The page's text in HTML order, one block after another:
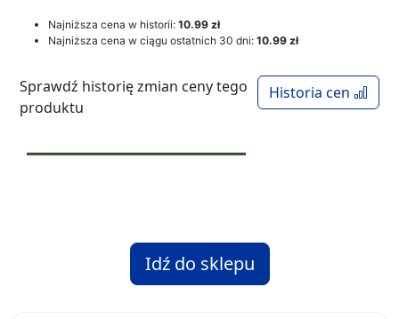
Najniższa cena w historii: 10.99 zł
Najniższa cena w ciągu ostatnich 30 dni: 10.99 zł
Historia cen
Sprawdź historię zmian ceny tego
produktu
Idź do sklepu